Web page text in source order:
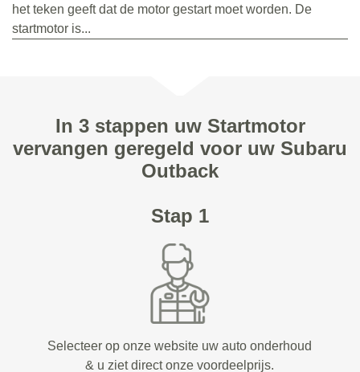
het teken geeft dat de motor gestart moet worden. De
startmotor is...
In 3 stappen uw Startmotor
vervangen geregeld voor uw Subaru
Outback
Stap 1
Selecteer op onze website uw auto onderhoud
& u ziet direct onze voordeelprijs.